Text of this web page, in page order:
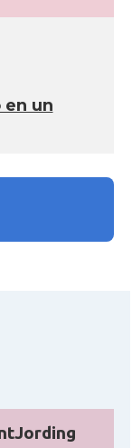
America
un